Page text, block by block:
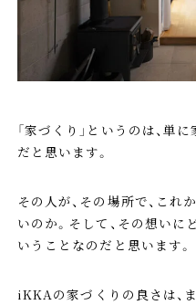
「家づくり」というのは、単
だと思います。
その人が、その場所で、こ
いのか。そして、その想いに
いうことなのだと思います。
iKKAの家づくりの良さは、